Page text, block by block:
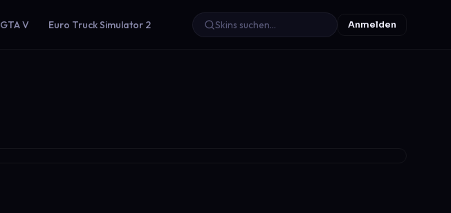
GTA V Euro Truck Simulator 2 Anmelden